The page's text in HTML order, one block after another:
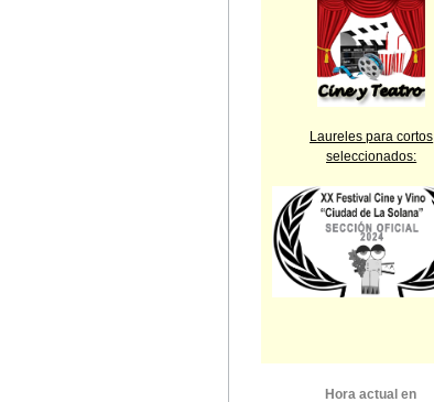
Laureles para cortos
seleccionados:
Hora actual en